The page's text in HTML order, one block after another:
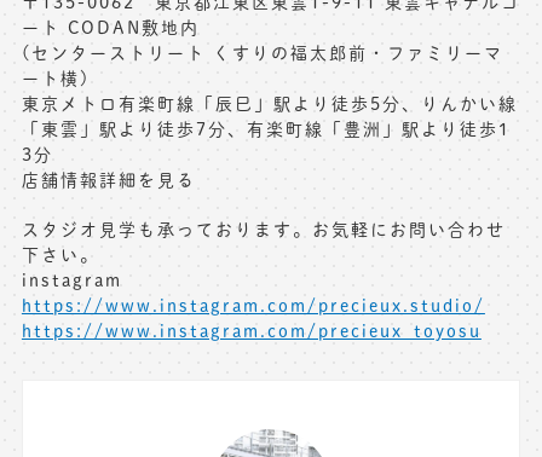
ート CODAN敷地内
(センターストリート くすりの福太郎前・ファミリーマ
ート横)
東京メトロ有楽町線「辰巳」駅より徒歩5分、りんかい線
「東雲」駅より徒歩7分、有楽町線「豊洲」駅より徒歩1
3分
店舗情報詳細を見る
スタジオ見学も承っております。お気軽にお問い合わせ
下さい。
instagram
https://www.instagram.com/precieux.studio/
https://www.instagram.com/precieux_toyosu